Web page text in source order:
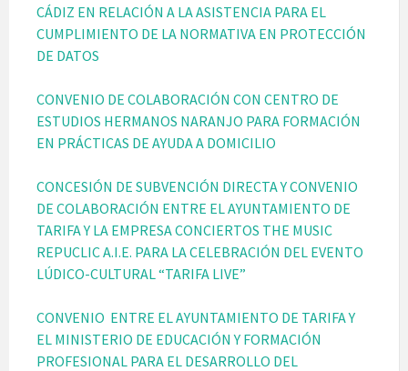
CÁDIZ EN RELACIÓN A LA ASISTENCIA PARA EL
CUMPLIMIENTO DE LA NORMATIVA EN PROTECCIÓN
DE DATOS
CONVENIO DE COLABORACIÓN CON CENTRO DE
ESTUDIOS HERMANOS NARANJO PARA FORMACIÓN
EN PRÁCTICAS DE AYUDA A DOMICILIO
CONCESIÓN DE SUBVENCIÓN DIRECTA Y CONVENIO
DE COLABORACIÓN ENTRE EL AYUNTAMIENTO DE
TARIFA Y LA EMPRESA CONCIERTOS THE MUSIC
REPUCLIC A.I.E. PARA LA CELEBRACIÓN DEL EVENTO
LÚDICO-CULTURAL “TARIFA LIVE”
CONVENIO ENTRE EL AYUNTAMIENTO DE TARIFA Y
EL MINISTERIO DE EDUCACIÓN Y FORMACIÓN
PROFESIONAL PARA EL DESARROLLO DEL